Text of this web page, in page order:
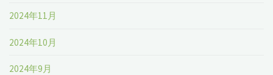
2024年11月
2024年10月
2024年9月